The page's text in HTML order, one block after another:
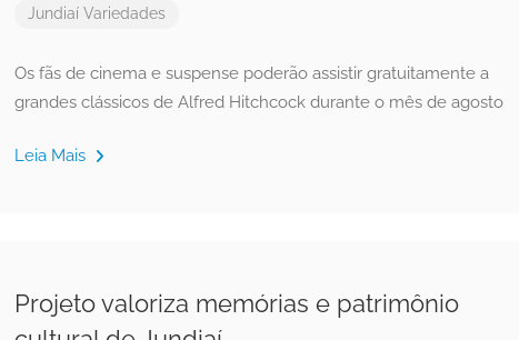
Jundiaí Variedades
Os fãs de cinema e suspense poderão assistir gratuitamente a
grandes clássicos de Alfred Hitchcock durante o mês de agosto
Leia Mais
Projeto valoriza memórias e patrimônio